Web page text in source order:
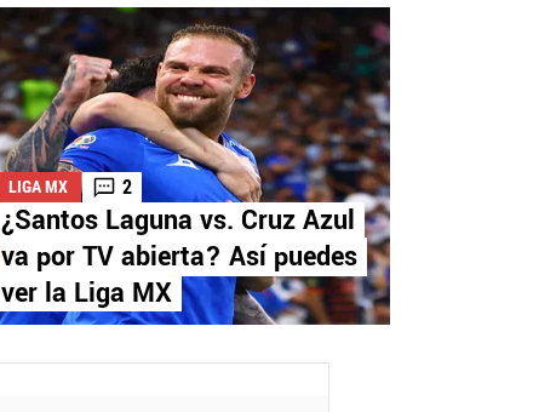
LIGA MX 2
¿Santos Laguna vs. Cruz Azul
va por TV abierta? Así puedes
ver la Liga MX